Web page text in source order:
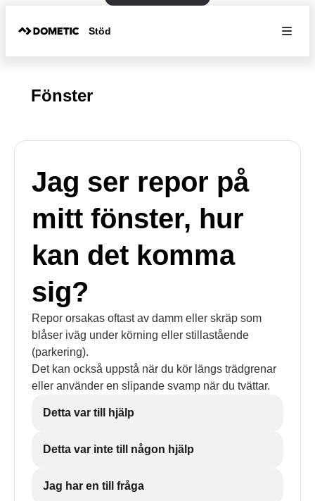
Stöd
Fönster
Jag ser repor på
mitt fönster, hur
kan det komma
sig?
Repor orsakas oftast av damm eller skräp som
blåser iväg under körning eller stillastående
(parkering).
Det kan också uppstå när du kör längs trädgrenar
eller använder en slipande svamp när du tvättar.
Detta var till hjälp
Detta var inte till någon hjälp
Jag har en till fråga